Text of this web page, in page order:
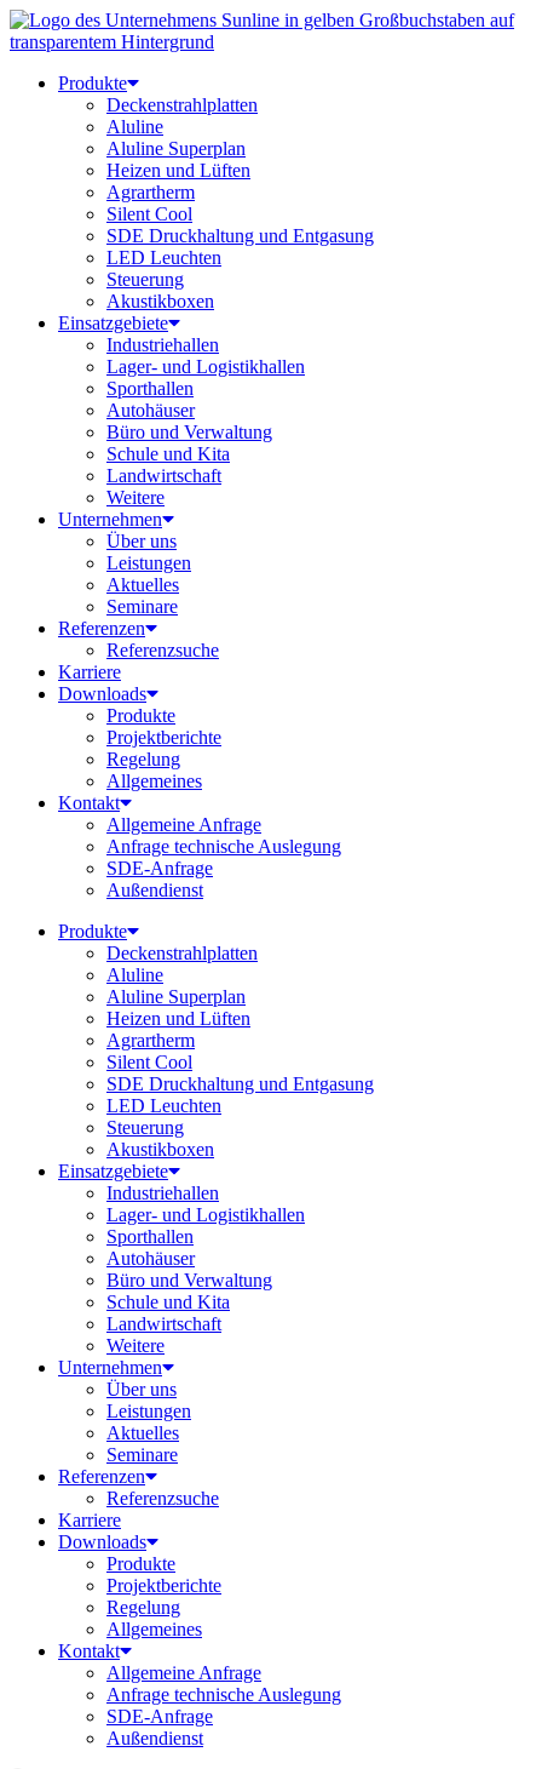
Produkte
Deckenstrahlplatten
Aluline
Aluline Superplan
Heizen und Lüften
Agrartherm
Silent Cool
SDE Druckhaltung und Entgasung
LED Leuchten
Steuerung
Akustikboxen
Einsatzgebiete
Industriehallen
Lager- und Logistikhallen
Sporthallen
Autohäuser
Büro und Verwaltung
Schule und Kita
Landwirtschaft
Weitere
Unternehmen
Über uns
Leistungen
Aktuelles
Seminare
Referenzen
Referenzsuche
Karriere
Downloads
Produkte
Projektberichte
Regelung
Allgemeines
Kontakt
Allgemeine Anfrage
Anfrage technische Auslegung
SDE-Anfrage
Außendienst
Produkte
Deckenstrahlplatten
Aluline
Aluline Superplan
Heizen und Lüften
Agrartherm
Silent Cool
SDE Druckhaltung und Entgasung
LED Leuchten
Steuerung
Akustikboxen
Einsatzgebiete
Industriehallen
Lager- und Logistikhallen
Sporthallen
Autohäuser
Büro und Verwaltung
Schule und Kita
Landwirtschaft
Weitere
Unternehmen
Über uns
Leistungen
Aktuelles
Seminare
Referenzen
Referenzsuche
Karriere
Downloads
Produkte
Projektberichte
Regelung
Allgemeines
Kontakt
Allgemeine Anfrage
Anfrage technische Auslegung
SDE-Anfrage
Außendienst